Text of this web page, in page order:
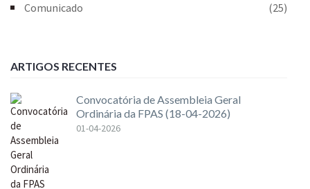
Comunicado
(25)
ARTIGOS RECENTES
Convocatória de Assembleia Geral
Ordinária da FPAS (18-04-2026)
01-04-2026